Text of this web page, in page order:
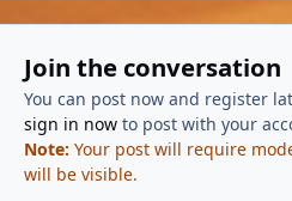
Join the conversation
You can post now and register
sign in nowto post with your
Note: Your post will require
will be visible.